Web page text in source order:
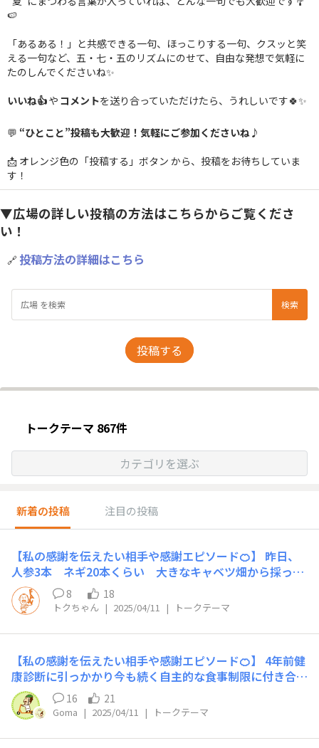
🍉
「あるある！」と共感できる一句、ほっこりする一句、クスッと笑
える一句など、五・七・五のリズムにのせて、自由な発想で気軽に
たのしんでくださいね✨
いいね👍️や コメントを送り合っていただけたら、うれしいです🍀✨️
💬 “ひとこと”投稿も大歓迎！気軽にご参加くださいね♪
📩 オレンジ色の「投稿する」ボタン から、投稿をお待ちしていま
す！
▼広場の詳しい投稿の方法はこちらからご覧くださ
い！
🔗 投稿方法の詳細はこちら
投稿する
トークテーマ 867件
カテゴリを選ぶ
新着の投稿 注目の投稿
【私の感謝を伝えたい相手や感謝エピソード🍊】 昨日、
人参3本 ネギ20本くらい 大きなキャベツ畑から採って
きたよと頂きました、 野菜高い中とても嬉しくありがた
かったです。 感謝です。
8 18
トクちゃん | 2025/04/11 | トークテーマ
【私の感謝を伝えたい相手や感謝エピソード🍊】 4年前健
康診断に引っかかり今も続く自主的な食事制限に付き合っ
てくれている家族に感謝です。 初めての栄養指導で「一
概に美味しいものは控えてください。」と言われて、家族
の存在があったから辛い食事制限頑張れました。 これか
らも何回言っても足りない位の「有難う」を言い続けま
16 21
Goma | 2025/04/11 | トークテーマ